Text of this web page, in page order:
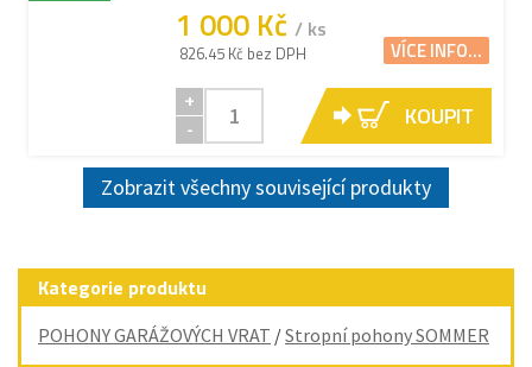
1 000 Kč / ks
826.45 Kč bez DPH VÍCE INFO...
+
-
KOUPIT
Zobrazit všechny související produkty
Kategorie produktu
POHONY GARÁŽOVÝCH VRAT /Stropní pohony SOMMER